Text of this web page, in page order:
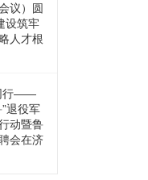
议）圆
设筑牢
人才根
行——
退役军
动暨鲁
会在济